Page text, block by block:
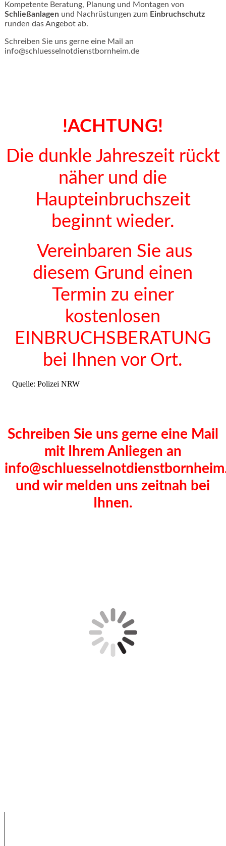
Kompetente Beratung, Planung und Montagen von
Schließanlagen und Nachrüstungen zum Einbruchschutz
runden das Angebot ab.
Schreiben Sie uns gerne eine Mail an
info@schluesselnotdienstbornheim.de
!ACHTUNG!
Die dunkle Jahreszeit rückt
näher und die
Haupteinbruchszeit
beginnt wieder.
Vereinbaren Sie aus
diesem Grund einen
Termin zu einer
kostenlosen
EINBRUCHSBERATUNG
bei Ihnen vor Ort.
Quelle: Polizei NRW
Schreiben Sie uns gerne eine Mail
mit Ihrem Anliegen an
und wir melden uns zeitnah bei
Ihnen.